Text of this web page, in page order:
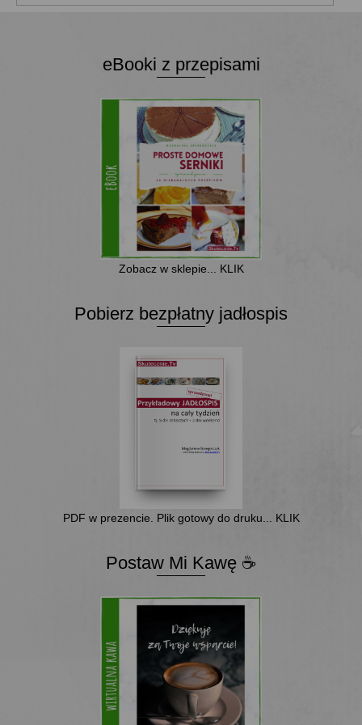
eBooki z przepisami
Zobacz w sklepie... KLIK
Pobierz bezpłatny jadłospis
PDF w prezencie. Plik gotowy do druku... KLIK
Postaw Mi Kawę ☕